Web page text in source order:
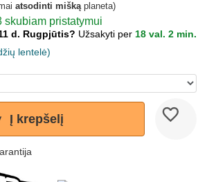
atsodinti miškąplaneta)
skubiam pristatymui
d. Rugpjūtis? Užsakyti per 18 val. 2 min.
lentelė)
Į krepšelį